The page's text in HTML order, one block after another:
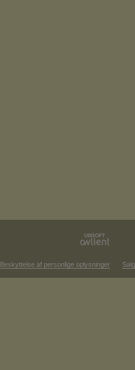
Beskyttelse af personlige oplysninger